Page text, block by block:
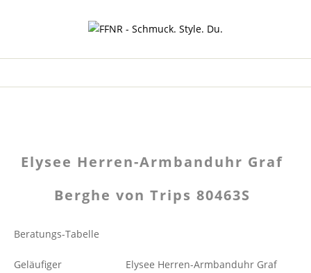
Elysee Herren-Armbanduhr Graf
Berghe von Trips 80463S
Beratungs-Tabelle
Geläufiger
Elysee Herren-Armbanduhr Graf